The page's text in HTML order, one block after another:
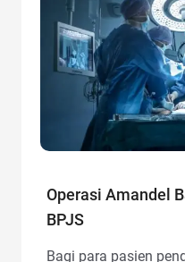
Operasi Amandel
BPJS
Bagi para pasien